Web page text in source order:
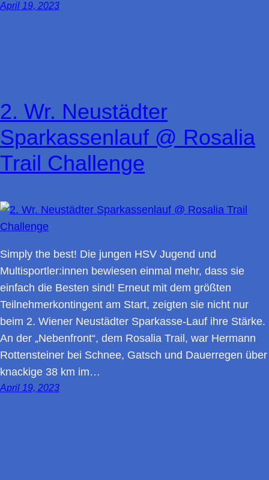
April 19, 2023
2. Wr. Neustädter
Sparkassenlauf @ Rosalia
Trail Challenge
Simply the best! Die jungen HSV Jugend und
Multisportler:innen bewiesen einmal mehr, dass sie
einfach die Besten sind! Erneut mit dem größten
Teilnehmerkontingent am Start, zeigten sie nicht nur
beim 2. Wiener Neustädter Sparkasse-Lauf ihre Stärke.
An der „Nebenfront“, dem Rosalia Trail, war Hermann
Rottensteiner bei Schnee, Gatsch und Dauerregen über
knackige 38 km im…
April 19, 2023